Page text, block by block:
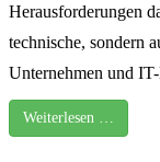
Herausforderungen
technische, sondern
Unternehmen und
Weiterlesen …